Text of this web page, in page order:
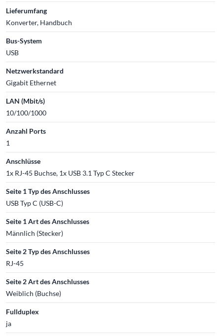
Lieferumfang
Konverter, Handbuch
Bus-System
USB
Netzwerkstandard
Gigabit Ethernet
LAN (Mbit/s)
10/100/1000
Anzahl Ports
1
Anschlüsse
1x RJ-45 Buchse, 1x USB 3.1 Typ C Stecker
Seite 1 Typ des Anschlusses
USB Typ C (USB-C)
Seite 1 Art des Anschlusses
Männlich (Stecker)
Seite 2 Typ des Anschlusses
RJ-45
Seite 2 Art des Anschlusses
Weiblich (Buchse)
Fullduplex
ja